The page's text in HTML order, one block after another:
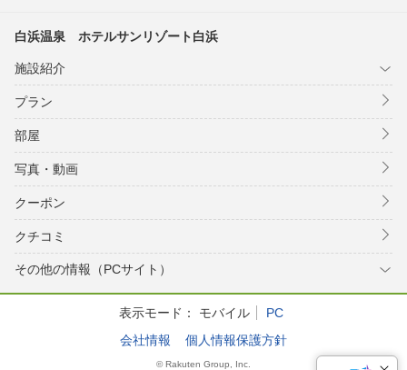
白浜温泉 ホテルサンリゾート白浜
施設紹介
プラン
部屋
写真・動画
クーポン
クチコミ
その他の情報（PCサイト）
表示モード： モバイル
PC
会社情報
個人情報保護方針
© Rakuten Group, Inc.